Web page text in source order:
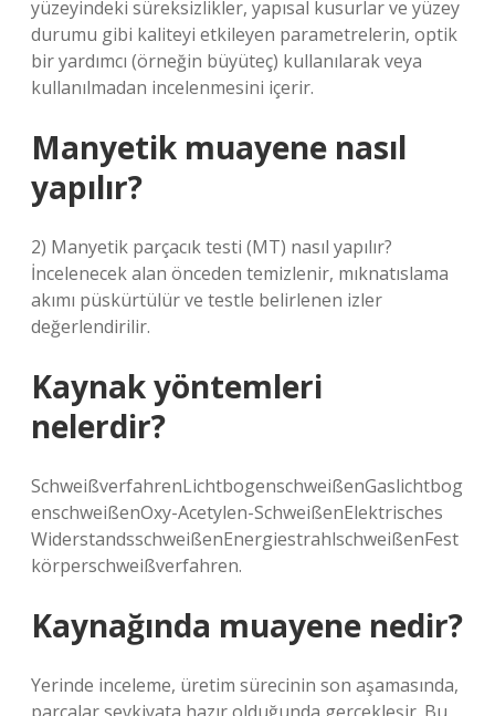
yüzeyindeki süreksizlikler, yapısal kusurlar ve yüzey
durumu gibi kaliteyi etkileyen parametrelerin, optik
bir yardımcı (örneğin büyüteç) kullanılarak veya
kullanılmadan incelenmesini içerir.
Manyetik muayene nasıl
yapılır?
2) Manyetik parçacık testi (MT) nasıl yapılır?
İncelenecek alan önceden temizlenir, mıknatıslama
akımı püskürtülür ve testle belirlenen izler
değerlendirilir.
Kaynak yöntemleri
nelerdir?
SchweißverfahrenLichtbogenschweißenGaslichtbog
enschweißenOxy-Acetylen-SchweißenElektrisches
WiderstandsschweißenEnergiestrahlschweißenFest
körperschweißverfahren.
Kaynağında muayene nedir?
Yerinde inceleme, üretim sürecinin son aşamasında,